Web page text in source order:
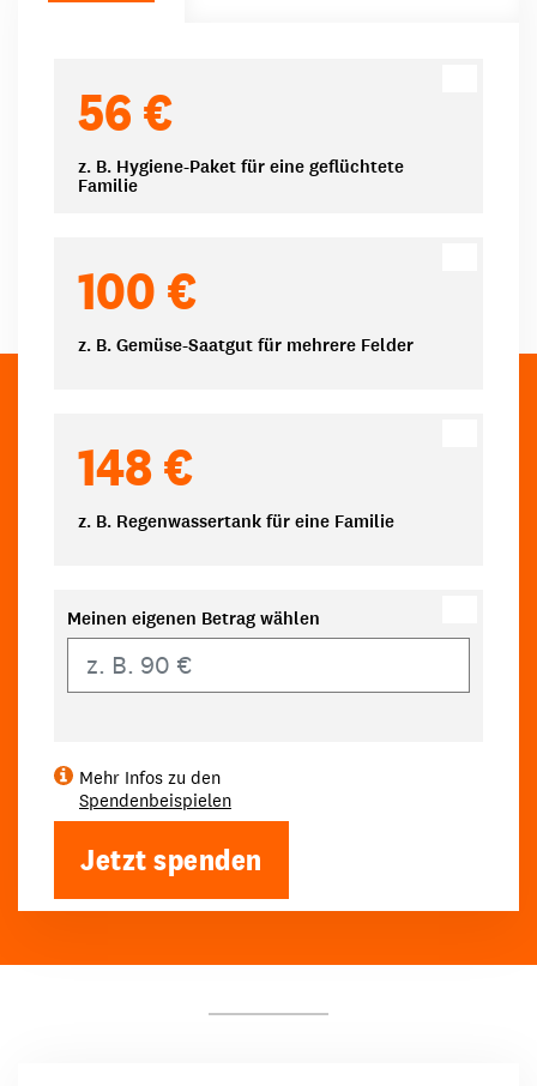
56 €
z. B. Hygiene-Paket für eine geflüchtete
Familie
100 €
z. B. Gemüse-Saatgut für mehrere Felder
148 €
z. B. Regenwassertank für eine Familie
Meinen eigenen Betrag wählen
Mehr Infos zu den
Spendenbeispielen
Jetzt spenden